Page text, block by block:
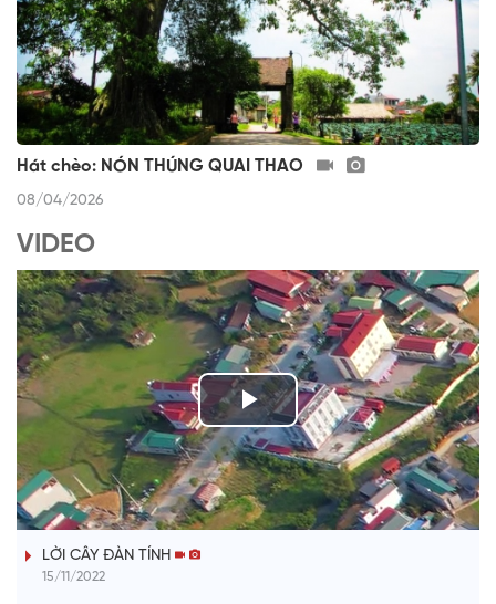
Hát chèo: NÓN THÚNG QUAI THAO
08/04/2026
VIDEO
P
l
a
TIẾNG TÍNH QUÊ HƯƠNG
LỜI CÂY ĐÀN TÍNH
15/11/2022